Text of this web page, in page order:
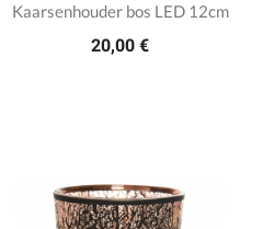
Kaarsenhouder bos LED 12cm
20,00 €